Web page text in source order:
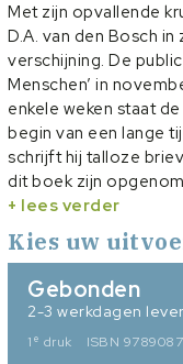
Met zijn opvallende
D.A. van den Bosch
verschijning. De
Menschen’ in
enkele weken staat
begin van een lange
schrijft hij talloze
dit boek zijn
Amersfoort. Het
als overal - de
deze uitgave is het
dochter A.M.C. van
overgezet in
zoveel mogelijk intact
+ lees verder
Kies uw
Gebonden
2-3 werkdagen
1 e druk ISBN